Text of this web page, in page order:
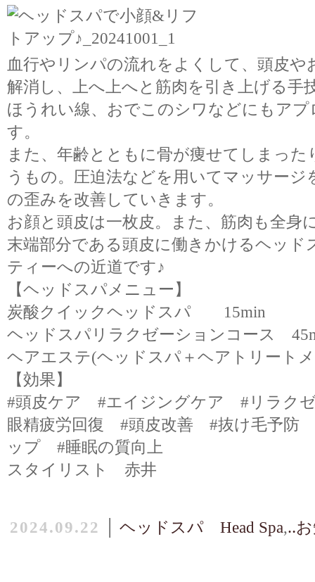
血行やリンパの流れをよくして、頭皮
解消し、上へ上へと筋肉を引き上げる手
ほうれい線、おでこのシワなどにもア
す。
また、年齢とともに骨が痩せてしまった
うもの。圧迫法などを用いてマッサー
の歪みを改善していきます。
お顔と頭皮は一枚皮。また、筋肉も全身
末端部分である頭皮に働きかけるヘッド
ティーへの近道です♪
【ヘッドスパメニュー】
炭酸クイックヘッドスパ 15min
ヘッドスパリラクゼーションコース
ヘアエステ(ヘッドスパ＋ヘアトリート
【効果】
#頭皮ケア #エイジングケア #リラク
眼精疲労回復 #頭皮改善 #抜け毛予防
ップ #睡眠の質向上
スタイリスト 赤井
2024.09.22 ヘッドスパ Head Spa,‥